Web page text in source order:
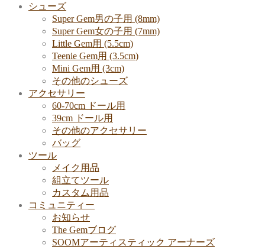
シューズ
Super Gem男の子用 (8mm)
Super Gem女の子用 (7mm)
Little Gem用 (5.5cm)
Teenie Gem用 (3.5cm)
Mini Gem用 (3cm)
その他のシューズ
アクセサリー
60-70cm ドール用
39cm ドール用
その他のアクセサリー
バッグ
ツール
メイク用品
組立てツール
カスタム用品
コミュニティー
お知らせ
The Gemブログ
SOOMアーティスティック アーナーズ